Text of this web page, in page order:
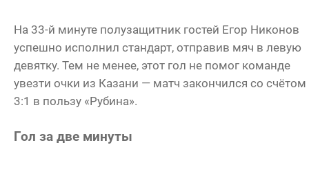
На 33-й минуте полузащитник гостей Егор Никонов
успешно исполнил стандарт, отправив мяч в левую
девятку. Тем не менее, этот гол не помог команде
увезти очки из Казани — матч закончился со счётом
3:1 в пользу «Рубина».
Гол за две минуты